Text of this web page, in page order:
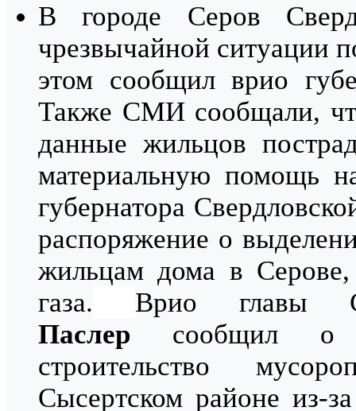
В городе Серов
чрезвычайной ситуации
этом сообщил врио
Также СМИ сообщали,
данные жильцов
материальную помощь
губернатора
распоряжение о
жильцам дома в Серове,
газа.
Врио главы
Паслер сообщил о
строительство
Сысертском районе из-